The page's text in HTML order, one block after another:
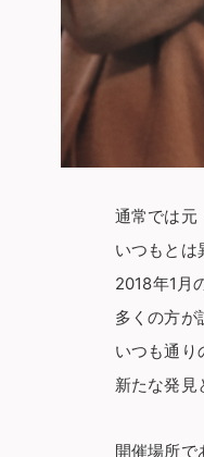
通常では元
いつもとは
2018年1月
多くの方が
いつも通り
新たな発見
開催場所で